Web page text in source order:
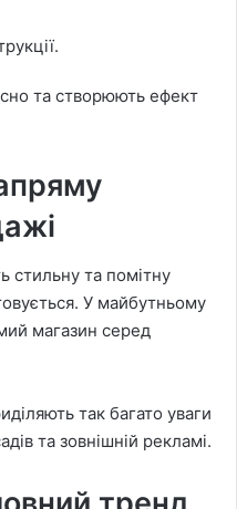
та створюють ефект
стильну та помітну
У майбутньому
магазин серед
так багато уваги
та зовнішній рекламі.